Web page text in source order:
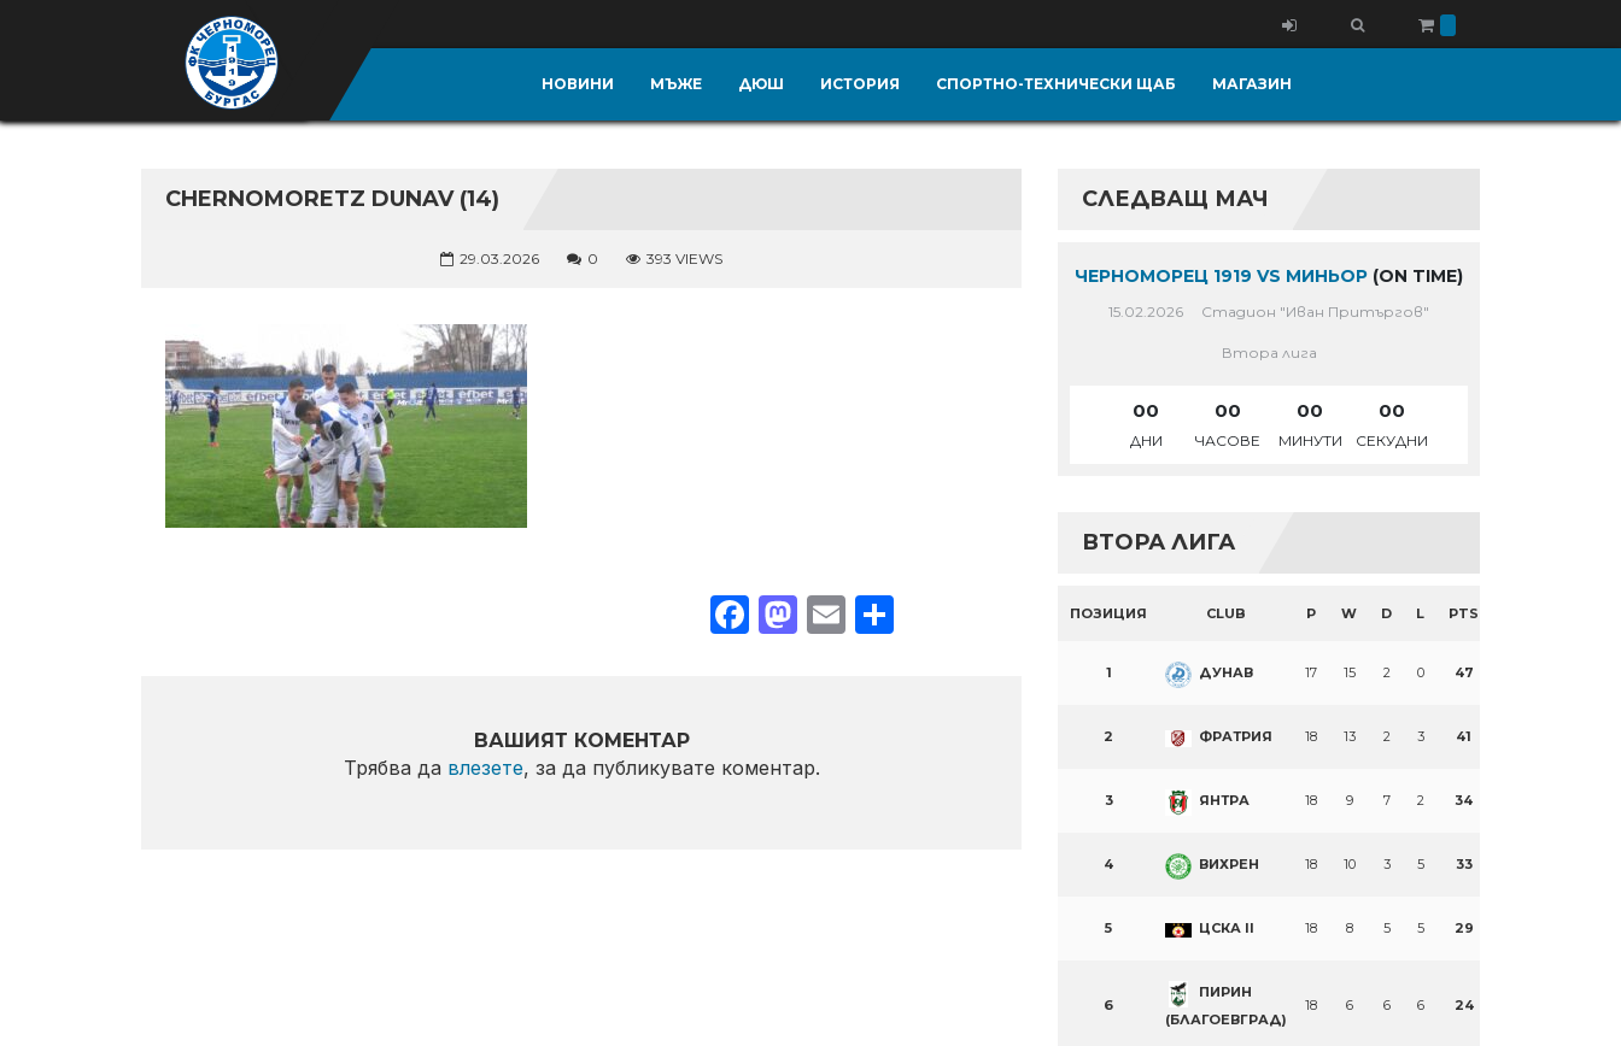
НОВИНИ МЪЖЕ ДЮШ ИСТОРИЯ СПОРТНО-ТЕХНИЧЕСКИ ЩАБ МАГАЗИН
CHERNOMORETZ DUNAV (14)
29.03.2026 0 393 VIEWS
Facebook
Mastodon
EmailShare
ВАШИЯТ КОМЕНТАР
Трябва да влезете, за да публикувате коментар.
СЛЕДВАЩ МАЧ
ЧЕРНОМОРЕЦ 1919 VS МИНЬОР (ON TIME)
15.02.2026 Стадион "Иван Притъргов"
Втора лига
00
ДНИ
00
ЧАСОВЕ
00
МИНУТИ
00
СЕКУДНИ
ВТОРА ЛИГА
ПОЗИЦИЯ CLUB P W D L PTS
1 ДУНАВ 17 15 2 0 47
2 ФРАТРИЯ 18 13 2 3 41
3 ЯНТРА 18 9 7 2 34
4 ВИХРЕН 18 10 3 5 33
5 ЦСКА II 18 8 5 5 29
6
ПИРИН
(БЛАГОЕВГРАД)
18 6 6 6 24